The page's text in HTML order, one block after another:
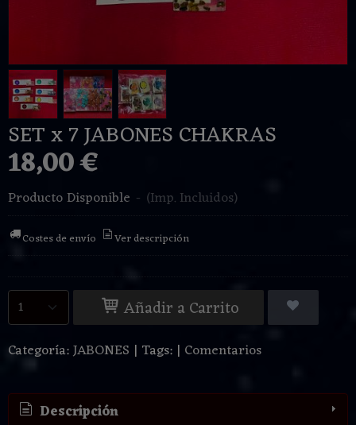
SET x 7 JABONES CHAKRAS
18,00 €
Producto Disponible - (Imp. Incluidos)
Costes de envío Ver descripción
Añadir a Carrito
Categoría:JABONES | Tags: | Comentarios
Descripción